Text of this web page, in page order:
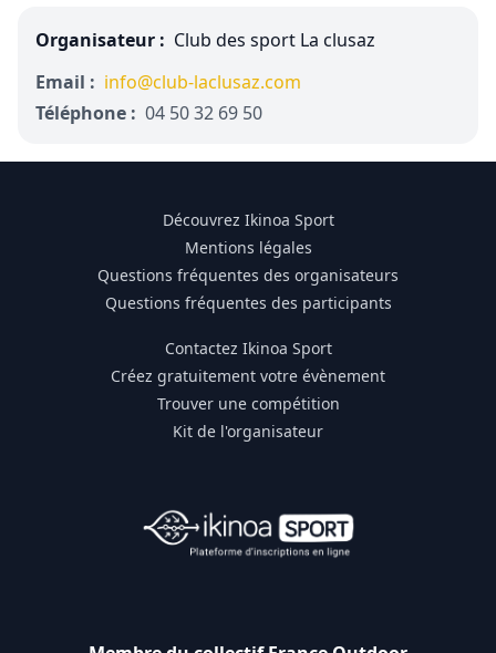
Organisateur : Club des sport La clusaz
Email : info@club-laclusaz.com
Téléphone : 04 50 32 69 50
Découvrez Ikinoa Sport
Mentions légales
Questions fréquentes des organisateurs
Questions fréquentes des participants
Contactez Ikinoa Sport
Créez gratuitement votre évènement
Trouver une compétition
Kit de l'organisateur